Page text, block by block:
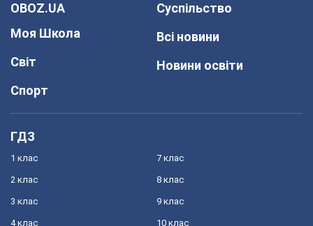
OBOZ.UA
Моя Школа
Світ
Спорт
Суспільство
Всі новини
Новини освіти
ГДЗ
1 клас
2 клас
3 клас
4 клас
7 клас
8 клас
9 клас
10 клас